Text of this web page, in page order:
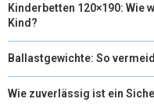
Kinderbetten 120×190: Wie
Kind?
Ballastgewichte: So
Wie zuverlässig ist ein